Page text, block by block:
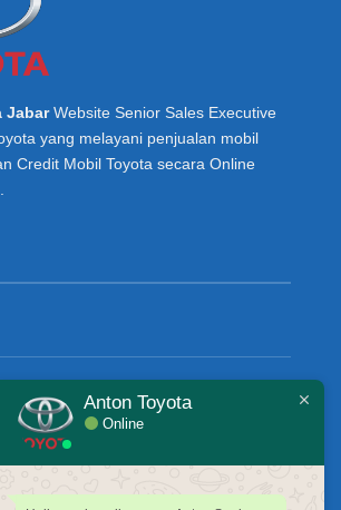
JabarWebsite Senior Sales Executive
yang melayani penjualan mobil
Credit Mobil Toyota secara Online
Anton Toyota
Online